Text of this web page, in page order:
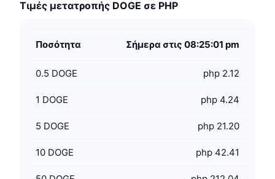
Τιμές μετατροπής DOGE σε PHP
Ποσότητα Σήμερα στις 08:25:01 pm
0.5 DOGE php 2.12
1 DOGE php 4.24
5 DOGE php 21.20
10 DOGE php 42.41